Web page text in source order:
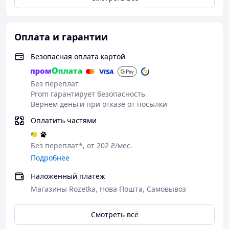
Параметр
ES300 [Уценка]
Тип бритья
лезвия)
Назначение
Для женщин (ноги, руки,
Материал лезвий
Самозатачивающаяся
Особенности
конструкции
защитная сетка
Класс
водонепроницаемости
IPX6 (подходит для сухого
и влажного бритья)
Оплата и гарантии
Безопасная оплата картой
Без переплат
Prom гарантирует безопасность
Вернем деньги при отказе от посылки
Оплатить частями
Без переплат*, от 202 ₴/мес.
Подробнее
Наложенный платеж
Магазины Rozetka, Нова Пошта, Самовывоз
Смотреть всё